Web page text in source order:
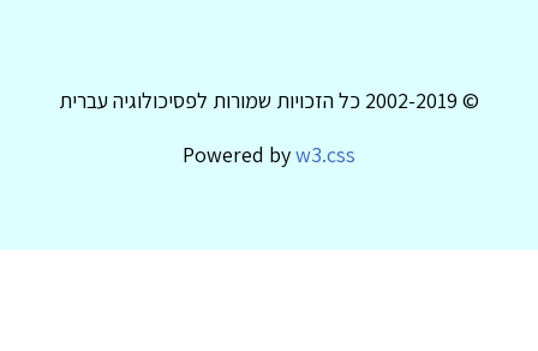
© 2002-2019 כל הזכויות שמורות לפסיכולוגיה עברית
Powered byw3.css